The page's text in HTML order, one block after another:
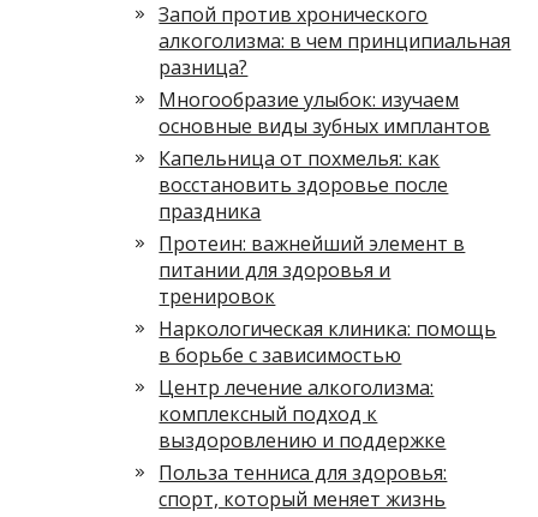
Запой против хронического
алкоголизма: в чем принципиальная
разница?
Многообразие улыбок: изучаем
основные виды зубных имплантов
Капельница от похмелья: как
восстановить здоровье после
праздника
Протеин: важнейший элемент в
питании для здоровья и
тренировок
Наркологическая клиника: помощь
в борьбе с зависимостью
Центр лечение алкоголизма:
комплексный подход к
выздоровлению и поддержке
Польза тенниса для здоровья:
спорт, который меняет жизнь